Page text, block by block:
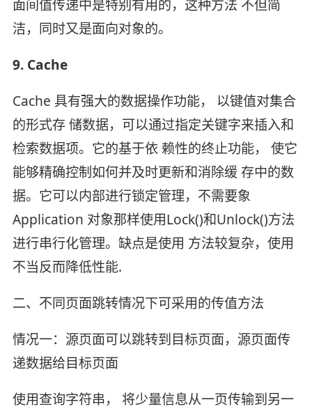
面间值传递中是特别有用的，这种方法 不但简
洁，同时又是面向对象的。
9. Cache
Cache 具有强大的数据操作功能， 以键值对集合
的形式存 储数据，可以通过指定关键字来插入和
检索数据项。它的基于依 赖性的终止功能， 使它
能够精确控制如何并及时更新和消除缓 存中的数
据。它可以内部进行锁定管理，不需要象
Application 对象那样使用Lock()和Unlock()方法
进行串行化管理。缺点是使用 方法较复杂，使用
不当反而降低性能.
二、不同页面跳转情况下可采用的传值方法
情况一：源页面可以跳转到目标页面，源页面传
递数据给目标页面
使用查询字符串， 将少量信息从一页传输到另一